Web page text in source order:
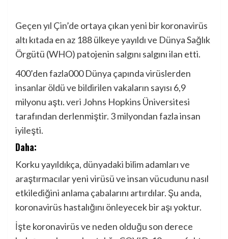
Geçen yıl Çin’de ortaya çıkan yeni bir koronavirüs
altı kıtada en az 188 ülkeye yayıldı ve Dünya Sağlık
Örgütü (WHO) patojenin salgını salgını ilan etti.
400’den fazla000Dünya çapında virüslerden
insanlar öldü ve bildirilen vakaların sayısı 6,9
milyonu aştı.veri Johns Hopkins Üniversitesi
tarafından derlenmiştir. 3 milyondan fazla insan
iyileşti.
Daha:
Korku yayıldıkça, dünyadaki bilim adamları ve
araştırmacılar yeni virüsü ve insan vücudunu nasıl
etkilediğini anlama çabalarını artırdılar. Şu anda,
koronavirüs hastalığını önleyecek bir aşı yoktur.
İşte koronavirüs ve neden olduğu son derece